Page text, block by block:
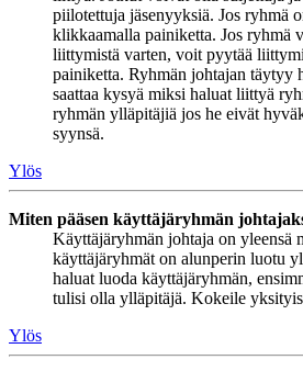
piilotettuja jäsenyyksiä. Jos ryhmä
klikkaamalla painiketta. Jos ryhmä
liittymistä varten, voit pyytää
painiketta. Ryhmän johtajan täytyy
saattaa kysyä miksi haluat liittyä
ryhmän ylläpitäjiä jos he eivät
syynsä.
Ylös
Miten pääsen käyttäjäryhmän
Käyttäjäryhmän johtaja on yleensä
käyttäjäryhmät on alunperin luotu
haluat luoda käyttäjäryhmän,
tulisi olla ylläpitäjä. Kokeile
Ylös